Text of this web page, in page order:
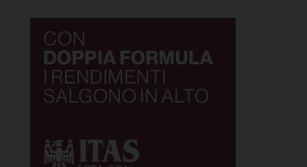
Roma, al Dipartimento Affari Regionali e […]